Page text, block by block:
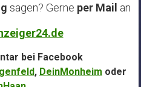
sagen? Gerne per Mail an
bei Facebook
, DeinMonheim oder